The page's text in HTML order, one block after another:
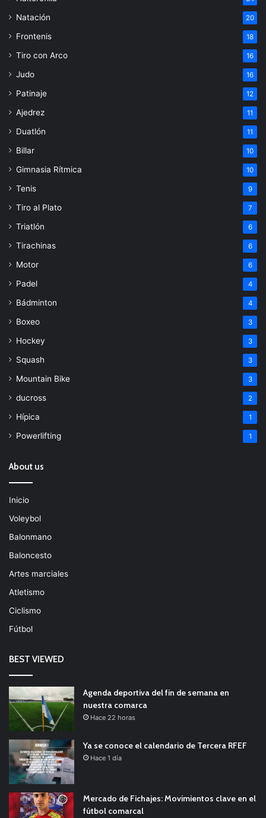
Natación 20
Frontenis 18
Tiro con Arco 16
Judo 16
Patinaje 12
Ajedrez 11
Duatlón 11
Billar 10
Gimnasia Rítmica 10
Tenis 9
Tiro al Plato 7
Triatlón 6
Tirachinas 6
Motor 6
Padel 4
Bádminton 4
Boxeo 3
Hockey 3
Squash 3
Mountain Bike 3
ducross 2
Hípica 1
Powerlifting 1
About us
Inicio
Voleybol
Balonmano
Baloncesto
Artes marciales
Atletismo
Ciclismo
Fútbol
BEST VIEWED
Agenda deportiva del fin de semana en
nuestra comarca
Hace 22 horas
Ya se conoce el calendario de Tercera RFEF
Hace 1 día
Mercado de Fichajes: Movimientos clave en el
fútbol comarcal